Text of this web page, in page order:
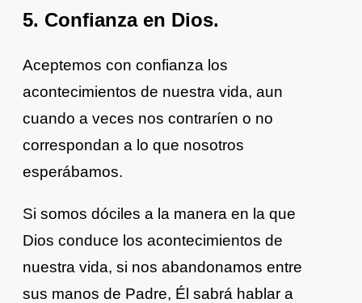
5. Confianza en Dios.
Aceptemos con confianza los
acontecimientos de nuestra vida, aun
cuando a veces nos contraríen o no
correspondan a lo que nosotros
esperábamos.
Si somos dóciles a la manera en la que
Dios conduce los acontecimientos de
nuestra vida, si nos abandonamos entre
sus manos de Padre, Él sabrá hablar a